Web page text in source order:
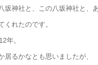
坂神社と、この八坂神社と、
くれたのです。
年。
るかなとも思いましたが、